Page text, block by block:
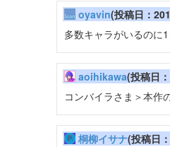
oyavin(投稿日：
多数キャラがいるの
aoihikawa(投稿日
コンバイラさま＞本作
桐柳イサナ(投稿日